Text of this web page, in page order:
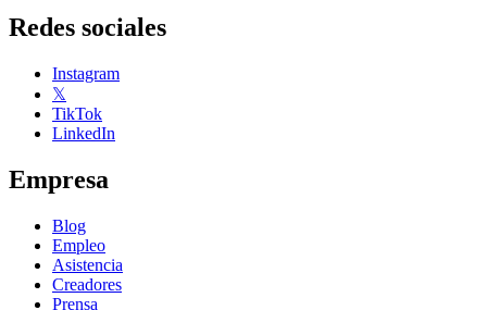
Redes sociales
Instagram
𝕏
TikTok
LinkedIn
Empresa
Blog
Empleo
Asistencia
Creadores
Prensa